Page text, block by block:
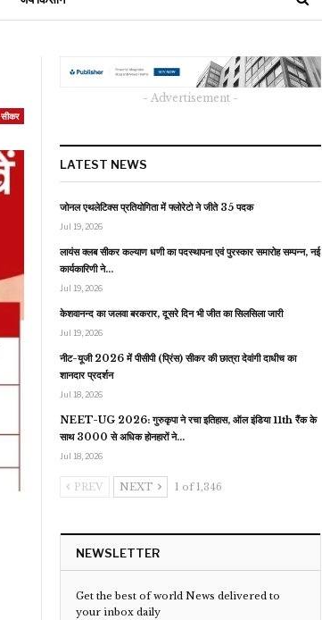
सीकर
- Advertisement -
LATEST NEWS
जोनल एथलेटिक्स प्रतियोगिता में फ्लोरेटो ने जीते 35 पदक
Jul 19, 2026
लायंस क्लब सीकर कल्याण धणी का पदस्थापना एवं पुरस्कार समारोह सम्पन्न, नई
कार्यकारिणी ने…
Jul 19, 2026
केशवानन्द का जलवा बरकरार, दूसरे दिन भी जीत का सिलसिला जारी
Jul 19, 2026
नीट-यूजी 2026 में पीसीपी (प्रिंस) सीकर की छात्रा देवांगी दाधीच का
शानदार प्रदर्शन
Jul 18, 2026
NEET-UG 2026: गुरुकृपा ने रचा इतिहास, ऑल इंडिया 11th रैंक के
साथ 3000 से अधिक होनहारों ने…
Jul 18, 2026
PREV NEXT 1 of 1,346
NEWSLETTER
Get the best of world News delivered to
your inbox daily